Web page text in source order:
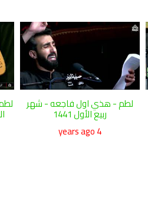
لطم - هذي اول فاجعه - شهر
ربيع الأول 1441
4 years ago